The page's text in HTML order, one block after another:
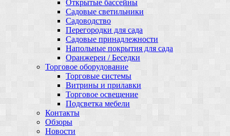
Открытые бассейны
Садовые светильники
Садоводство
Перегородки для сада
Садовые принадлежности
Напольные покрытия для сада
Оранжереи / Беседки
Торговое оборудование
Торговые системы
Витрины и прилавки
Торговое освещение
Подсветка мебели
Контакты
Обзоры
Новости